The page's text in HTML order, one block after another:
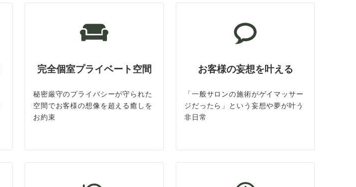
完全個室プライベート空間
秘密厳守のプライバシーが守られた
空間でお客様の想像を超える癒しを
お約束
お客様の妄想を叶える
「一般サロンの施術がゲイマッサー
ジだったら」という妄想や夢が叶う
非日常